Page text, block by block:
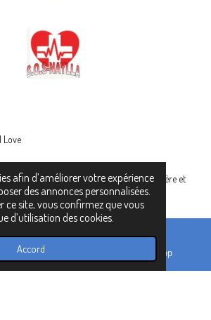
afin d’améliorer votre expérience
des annonces personnalisées.
site, vous confirmez que vous
d’utilisation des cookies.
Accord
Love
and Love - L' Union des Pirates de lumière et
TikTok WhatsApp